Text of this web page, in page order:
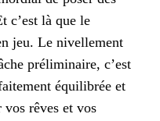
c’est là que le
jeu. Le nivellement
préliminaire, c’est
équilibrée et
vos rêves et vos